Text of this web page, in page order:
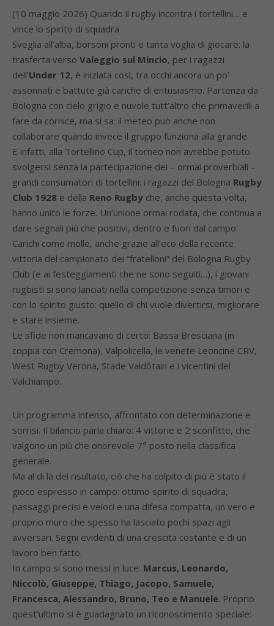
(10 maggio 2026) Quando il rugby incontra i tortellini… e
vince lo spirito di squadra
Sveglia all’alba, borsoni pronti e tanta voglia di giocare: la
trasferta verso Valeggio sul Mincio, per i ragazzi
dell’Under 12, è iniziata così, tra occhi ancora un po’
assonnati e battute già cariche di entusiasmo. Partenza da
Bologna con cielo grigio e nuvole tutt’altro che primaverili a
fare da cornice, ma si sa: il meteo può anche non
collaborare quando invece il gruppo funziona alla grande.
E infatti, alla Tortellino Cup, il torneo non avrebbe potuto
svolgersi senza la partecipazione dei – ormai proverbiali –
grandi consumatori di tortellini: i ragazzi del Bologna Rugby
Club 1928 e della Reno Rugby che, anche questa volta,
hanno unito le forze. Un’unione ormai rodata, che continua a
dare segnali più che positivi, dentro e fuori dal campo.
Carichi come molle, anche grazie all’eco della recente
vittoria del campionato dei “fratelloni” del Bologna Rugby
Club (e ai festeggiamenti che ne sono seguiti…), i giovani
rugbisti si sono lanciati nella competizione senza timori e
con lo spirito giusto: quello di chi vuole divertirsi, migliorare
e stare insieme.
Le sfide non mancavano di certo: Bassa Bresciana (in
coppia con Cremona), Valpolicella, le venete Leoncine CRV,
West Rugby Verona, Stade Valdôtain e i vicentini del
Valchiampo.
Un programma intenso, affrontato con determinazione e
sorrisi. Il bilancio parla chiaro: 4 vittorie e 2 sconfitte, che
valgono un più che onorevole 7° posto nella classifica
generale.
Ma al di là del risultato, ciò che ha colpito di più è stato il
gioco espresso in campo: ottimo spirito di squadra,
passaggi precisi e veloci e una difesa compatta, un vero e
proprio muro che spesso ha lasciato pochi spazi agli
avversari. Segni evidenti di una crescita costante e di un
lavoro ben fatto.
In campo si sono messi in luce: Marcus, Leonardo,
Niccolò, Giuseppe, Thiago, Jacopo, Samuele,
Francesca, Alessandro, Bruno, Teo e Manuele. Proprio
quest’ultimo si è guadagnato un riconoscimento speciale: